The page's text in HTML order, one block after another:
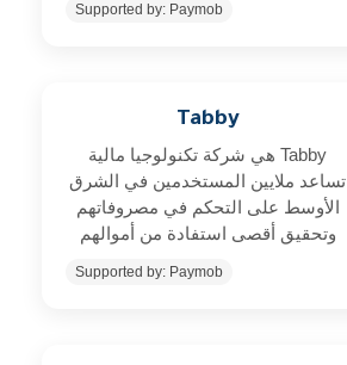
Supported by: Paymob
Tabby
Tabby هي شركة تكنولوجيا مالية
تساعد ملايين المستخدمين في الشرق
الأوسط على التحكم في مصروفاتهم
وتحقيق أقصى استفادة من أموالهم
Supported by: Paymob